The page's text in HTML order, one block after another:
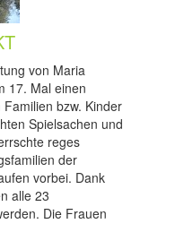
von Maria
17. Mal einen
bzw. Kinder
Spielsachen und
reges
der
vorbei. Dank
alle 23
Die Frauen